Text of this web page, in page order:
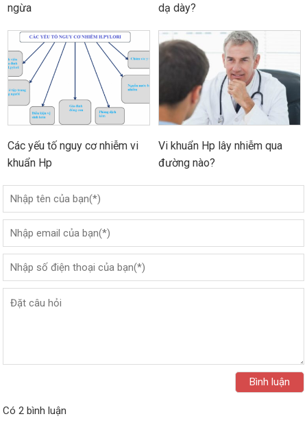
ngừa
dạ dày?
Các yếu tố nguy cơ nhiễm vi
khuẩn Hp
Vi khuẩn Hp lây nhiễm qua
đường nào?
Có 2 bình luận